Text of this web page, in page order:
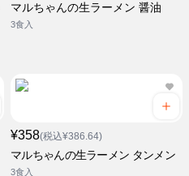
マルちゃんの生ラーメン 醤油
3食入
¥358(税込¥386.64)
マルちゃんの生ラーメン タンメン
3食入